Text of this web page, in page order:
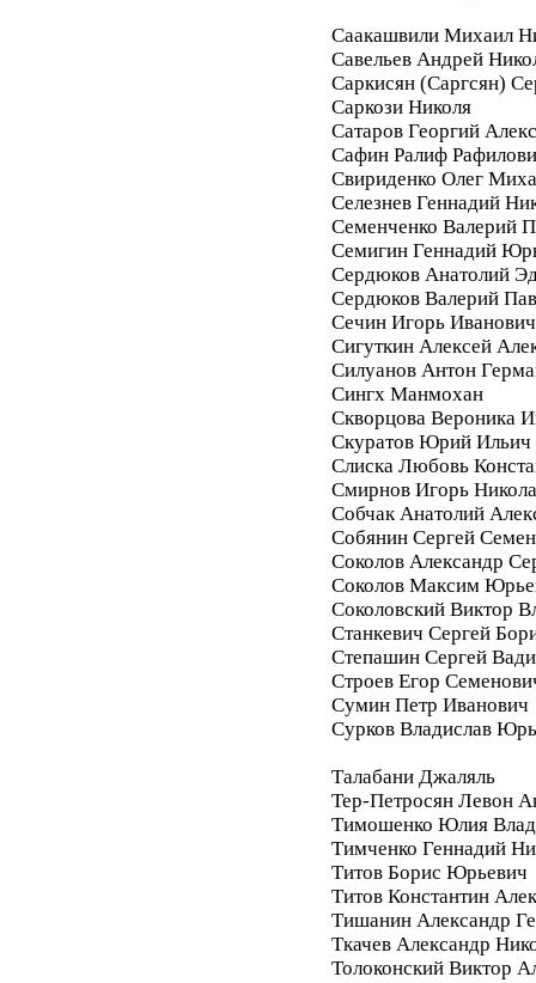
Саакашвили Михаил
Савельев Андрей
Саркисян (Саргсян)
Саркози Николя
Сатаров Георгий
Сафин Ралиф
Свириденко Олег
Селезнев Геннадий
Семенченко Валерий
Семигин Геннадий
Сердюков Анатолий
Сердюков Валерий
Сечин Игорь Иванович
Сигуткин Алексей
Силуанов Антон
Сингх Манмохан
Скворцова Вероника
Скуратов Юрий Ильич
Слиска Любовь
Смирнов Игорь
Собчак Анатолий
Собянин Сергей
Соколов Александр
Соколов Максим
Соколовский Виктор
Станкевич Сергей
Степашин Сергей
Строев Егор
Сумин Петр Иванович
Сурков Владислав
Талабани Джаляль
Тер-Петросян Левон
Тимошенко Юлия
Тимченко Геннадий
Титов Борис Юрьевич
Титов Константин
Тишанин Александр
Ткачев Александр
Толоконский Виктор